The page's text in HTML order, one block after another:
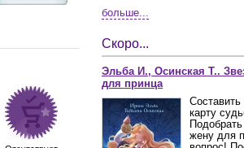
больше...
Скоро...
Эльба И., Осинская Т..
для принца
карту
жену для